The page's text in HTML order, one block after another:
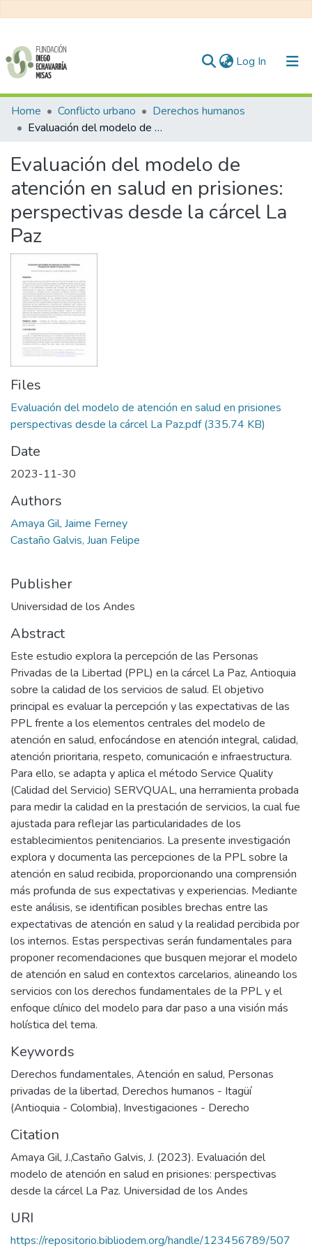
Log In (current)
Communities & Collections
All of DSpace
Statistics
Home Conflicto urbano
Derechos humanos
Evaluación del modelo de atención en salud en prisiones: perspectivas desde la cárcel La Paz
Evaluación del modelo de
atención en salud en prisiones:
perspectivas desde la cárcel La
Paz
Files
Evaluación del modelo de atención en salud en prisiones
perspectivas desde la cárcel La Paz.pdf(335.74 KB)
Date
2023-11-30
Authors
Amaya Gil, Jaime Ferney
Castaño Galvis, Juan Felipe
Publisher
Universidad de los Andes
Abstract
Este estudio explora la percepción de las Personas
Privadas de la Libertad (PPL) en la cárcel La Paz, Antioquia
sobre la calidad de los servicios de salud. El objetivo
principal es evaluar la percepción y las expectativas de las
PPL frente a los elementos centrales del modelo de
atención en salud, enfocándose en atención integral, calidad,
atención prioritaria, respeto, comunicación e infraestructura.
Para ello, se adapta y aplica el método Service Quality
(Calidad del Servicio) SERVQUAL, una herramienta probada
para medir la calidad en la prestación de servicios, la cual fue
ajustada para reflejar las particularidades de los
establecimientos penitenciarios. La presente investigación
explora y documenta las percepciones de la PPL sobre la
atención en salud recibida, proporcionando una comprensión
más profunda de sus expectativas y experiencias. Mediante
este análisis, se identifican posibles brechas entre las
expectativas de atención en salud y la realidad percibida por
los internos. Estas perspectivas serán fundamentales para
proponer recomendaciones que busquen mejorar el modelo
de atención en salud en contextos carcelarios, alineando los
servicios con los derechos fundamentales de la PPL y el
enfoque clínico del modelo para dar paso a una visión más
holística del tema.
Keywords
Derechos fundamentales, Atención en salud, Personas
privadas de la libertad, Derechos humanos - Itagüí
(Antioquia - Colombia), Investigaciones - Derecho
Citation
Amaya Gil, J.,Castaño Galvis, J. (2023). Evaluación del
modelo de atención en salud en prisiones: perspectivas
desde la cárcel La Paz. Universidad de los Andes
URI
https://repositorio.bibliodem.org/handle/123456789/507